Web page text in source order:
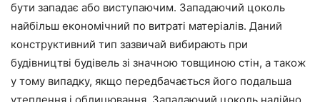
бути западає або виступаючим. Западаючий цоколь
найбільш економічний по витраті матеріалів. Даний
конструктивний тип зазвичай вибирають при
будівництві будівель зі значною товщиною стін, а також
у тому випадку, якщо передбачається його подальша